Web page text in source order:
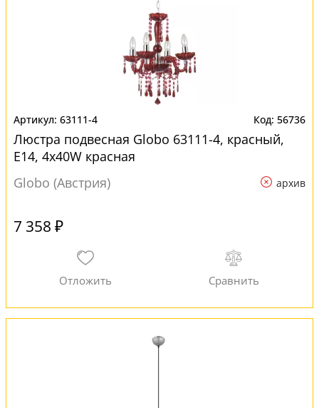
63111-4 56736
Люстра подвесная Globo 63111-4, красный,
E14, 4x40W красная
Globo (Австрия)
архив
7 358 ₽